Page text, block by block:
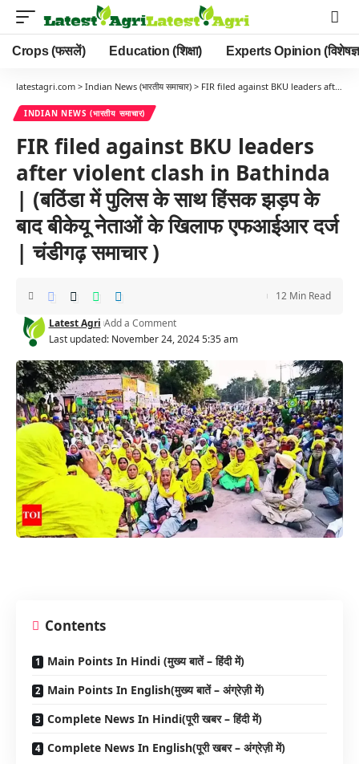
Crops (फसलें) Education (शिक्षा) Experts Opinion (विशेषज्ञ
latestagri.com > Indian News (भारतीय समाचार) > FIR filed against BKU leaders after violent clash in Bathinda | (बठिंडा में पुलिस के साथ हिंसक झड़प के बाद बीकेयू नेताओं के खिलाफ एफआईआर दर्ज | चंडीगढ़ समाचार )
INDIAN NEWS (भारतीय समाचार)
FIR filed against BKU leaders
after violent clash in Bathinda
| (बठिंडा में पुलिस के साथ हिंसक झड़प के
बाद बीकेयू नेताओं के खिलाफ एफआईआर दर्ज
| चंडीगढ़ समाचार )
Last updated: November 24, 2024 5:35 am
Latest Agri Add a Comment
12 Min Read
Contents
Main Points In Hindi (मुख्य बातें – हिंदी में)
Main Points In English(मुख्य बातें – अंग्रेज़ी में)
Complete News In Hindi(पूरी खबर – हिंदी में)
Complete News In English(पूरी खबर – अंग्रेज़ी में)